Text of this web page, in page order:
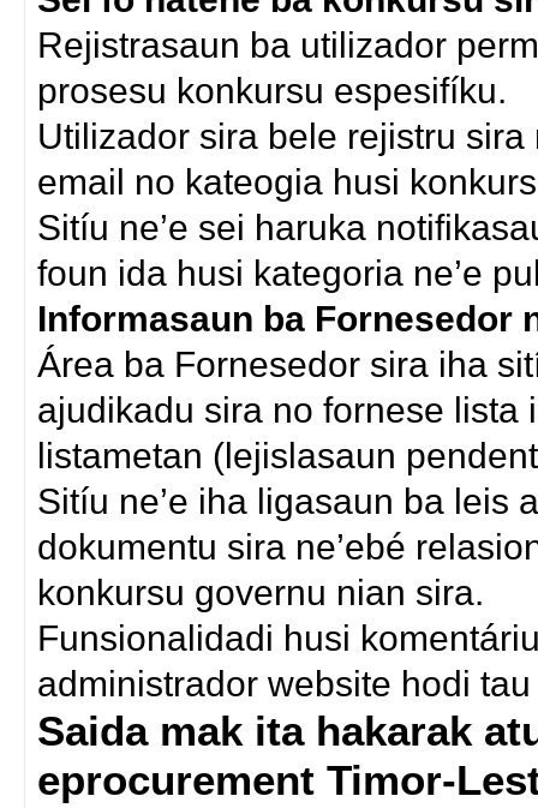
Rejistrasaun ba utilizador
prosesu konkursu espesifíku.
Utilizador sira bele rejistru
email no kateogia husi
Sitíu ne’e sei haruka
foun ida husi kategoria ne’e
Informasaun ba Fornesedor
Área ba Fornesedor sira iha
ajudikadu sira no fornese
listametan (lejislasaun
Sitíu ne’e iha ligasaun ba leis
dokumentu sira ne’ebé
konkursu governu nian sira.
Funsionalidadi husi
administrador website hodi
Saida mak ita hakarak
eprocurement Timor-